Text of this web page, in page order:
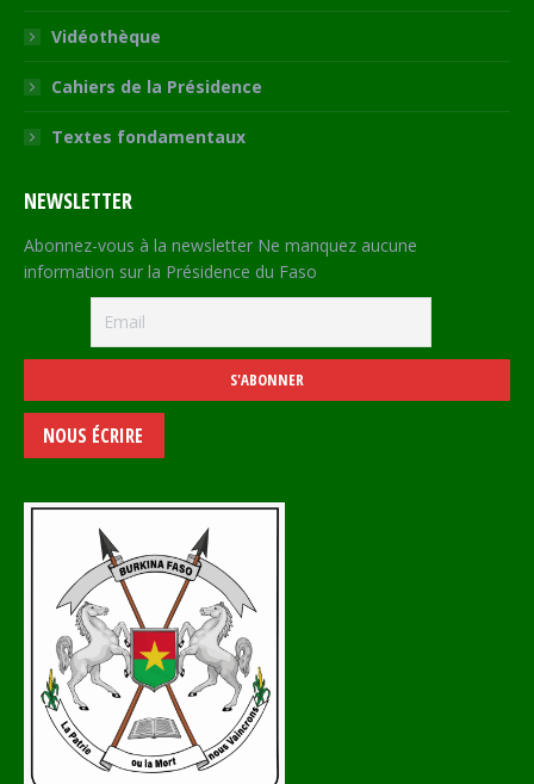
Vidéothèque
Cahiers de la Présidence
Textes fondamentaux
NEWSLETTER
Abonnez-vous à la newsletter Ne manquez aucune
information sur la Présidence du Faso
NOUS ÉCRIRE